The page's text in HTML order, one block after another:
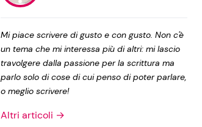
Privacy Policy
Mi piace scrivere di gusto e con gusto. Non c'è
un tema che mi interessa più di altri: mi lascio
travolgere dalla passione per la scrittura ma
parlo solo di cose di cui penso di poter parlare,
o meglio scrivere!
Altri articoli →